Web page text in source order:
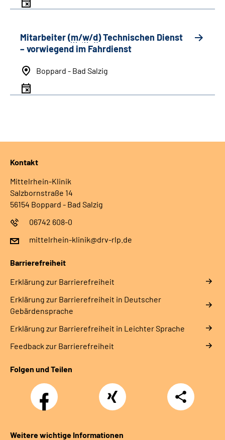
Mitarbeiter (m/w/d) Technischen Dienst
– vorwiegend im Fahrdienst
Boppard - Bad Salzig
Kontakt
Mittelrhein-Klinik
Salzbornstraße 14
56154 Boppard - Bad Salzig
06742 608-0
mittelrhein-klinik@drv-rlp.de
Barrierefreiheit
Erklärung zur Barrierefreiheit
Erklärung zur Barrierefreiheit in Deutscher
Gebärdensprache
Erklärung zur Barrierefreiheit in Leichter Sprache
Feedback zur Barrierefreiheit
Folgen und Teilen
Facebook Xing
Teilen
Weitere wichtige Informationen